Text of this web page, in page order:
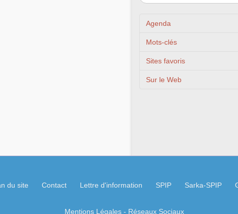
Agenda
Mots-clés
Sites favoris
Sur le Web
du site Contact Lettre d'information SPIP Sarka-SPIP
Mentions Légales- Réseaux Sociaux